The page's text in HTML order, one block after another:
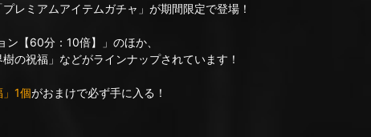
レミアムアイテムガチャ」が期間限定で登場！
ン【60分：10倍】」のほか、
樹の祝福」などがラインナップされています！
」1個がおまけで必ず手に入る！